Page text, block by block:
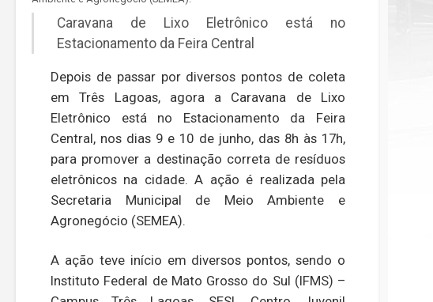
Caravana de Lixo Eletrônico está no
Estacionamento da Feira Central
Depois de passar por diversos pontos de coleta
em Três Lagoas, agora a Caravana de Lixo
Eletrônico está no Estacionamento da Feira
Central, nos dias 9 e 10 de junho, das 8h às 17h,
para promover a destinação correta de resíduos
eletrônicos na cidade. A ação é realizada pela
Secretaria Municipal de Meio Ambiente e
Agronegócio (SEMEA).
A ação teve início em diversos pontos, sendo o
Instituto Federal de Mato Grosso do Sul (IFMS) –